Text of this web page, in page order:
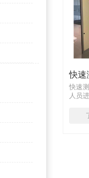
快速
快速
人员
值，